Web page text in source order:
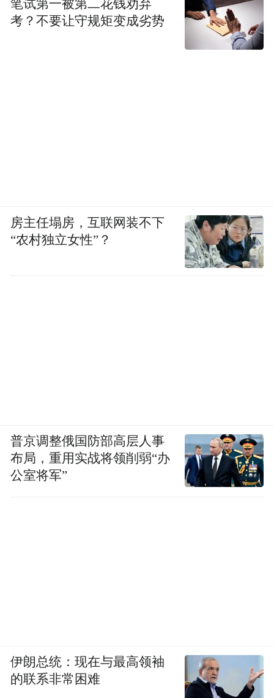
笔试第一被第二花钱劝弃
考？不要让守规矩变成劣势
房主任塌房，互联网装不下
“农村独立女性”？
普京调整俄国防部高层人事
布局，重用实战将领削弱“办
公室将军”
伊朗总统：现在与最高领袖
的联系非常困难